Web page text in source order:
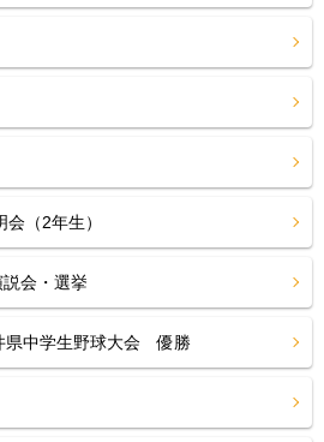
（2年生）
会・選挙
県中学生野球大会 優勝